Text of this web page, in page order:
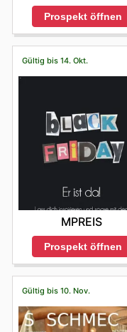
Prospekt öffnen
Gültig bis 14. Okt.
MPREIS
Prospekt öffnen
Gültig bis 10. Nov.